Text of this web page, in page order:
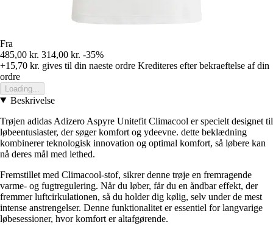
Fra
485,00 kr. 314,00 kr. -35%
+15,70 kr. gives til din naeste ordre Krediteres efter bekraeftelse af din
ordre
Loading...
Beskrivelse
Trøjen adidas Adizero Aspyre Unitefit Climacool er specielt designet til
løbeentusiaster, der søger komfort og ydeevne. dette beklædning
kombinerer teknologisk innovation og optimal komfort, så løbere kan
nå deres mål med lethed.
Fremstillet med Climacool-stof, sikrer denne trøje en fremragende
varme- og fugtregulering. Når du løber, får du en åndbar effekt, der
fremmer luftcirkulationen, så du holder dig kølig, selv under de mest
intense anstrengelser. Denne funktionalitet er essentiel for langvarige
løbesessioner, hvor komfort er altafgørende.